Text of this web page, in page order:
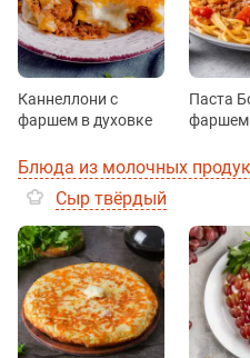
Каннеллони с
фаршем в духовке
Паста
фаршем
Блюда из молочных
Сыр твёрдый